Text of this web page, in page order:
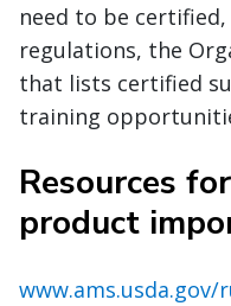
need to be
regulations, the
that lists certified
training
Resources
product
www.ams.usda.gov/